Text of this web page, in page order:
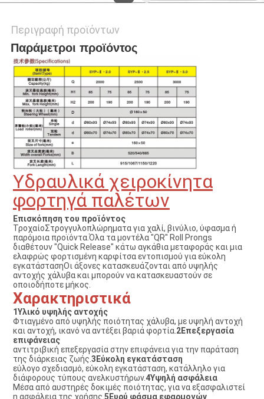
Περιγραφή προϊόντων
Παράμετροι προϊόντος
Υδραυλικά χειροκίνητα
φορτηγά παλέτων
Επισκόπηση του προϊόντος
ΤροχαίοΣτρογγυλοπλώρηματα για χαλί, βινύλιο, ύφασμα ή
παρόμοια προϊόντα.Όλα τα μοντέλα "QR" Roll Prongs
διαθέτουν "Quick Release" κάτω αγκάθια μεταφοράς και μια
ελαφρώς φορτισμένη καρφίτσα εντοπισμού για εύκολη
εγκατάστασηΟι άξονες κατασκευάζονται από υψηλής
αντοχής χάλυβα και μπορούν να κατασκευαστούν σε
οποιοδήποτε μήκος.
Χαρακτηριστικά
1Υλικό υψηλής αντοχής
Φτιαγμένο από υψηλής ποιότητας χάλυβα, με υψηλή αντοχή
και αντοχή, ικανό να αντέξει βαριά φορτία. 2Επεξεργασία
επιφάνειας
αντιτριβική επεξεργασία στην επιφάνεια για την παράταση
της διάρκειας ζωής. 3Εύκολη εγκατάσταση
εύλογο σχεδιασμό, εύκολη εγκατάσταση, κατάλληλο για
διάφορους τύπους ανελκυστήρων.4Υψηλή ασφάλεια
Μέσα από αυστηρές δοκιμές ποιότητας, για να εξασφαλιστεί
η ασφάλεια της χρήσης. 5Ευρύ φάσμα εφαρμογών